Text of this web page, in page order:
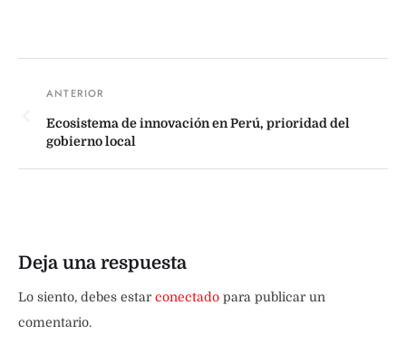
Ecosistema de innovación en Perú, prioridad del
gobierno local
Deja una respuesta
Lo siento, debes estarconectado para publicar un
comentario.